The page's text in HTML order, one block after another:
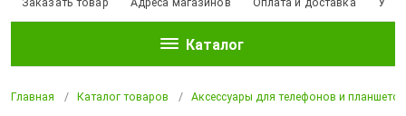
Заказать товар Адреса магазинов Оплата и доставка
Каталог
Главная Каталог товаров Аксессуары для телефонов и планшетов